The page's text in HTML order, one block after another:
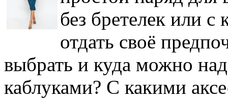
без бретелек или
отдать своё
выбрать и куда можно
каблуками? С какими